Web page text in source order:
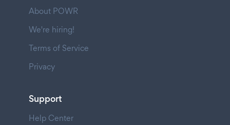
About POWR
We're hiring!
Terms of Service
Privacy
Support
Help Center